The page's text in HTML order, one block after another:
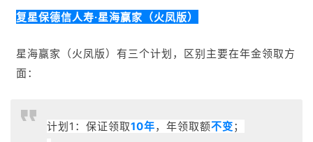
复星保德信人寿·星海赢家（火凤版）
星海赢家（火凤版）有三个计划，区别主要在年金领取方
面：
计划1：保证领取10年，年领取额不变；